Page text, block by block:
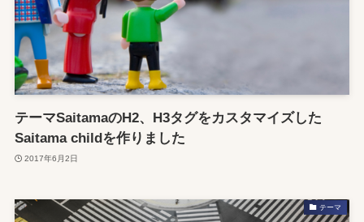
テーマSaitamaのH2、H3タグをカスタマイズした
Saitama childを作りました
2017年6月2日
テーマ